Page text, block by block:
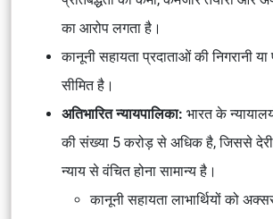
का आरोप लगता है।
कानूनी सहायता प्रदाताओं की निगरानी
सीमित है।
अतिभारित न्यायपालिका: भारत के
की संख्या 5 करोड़ से अधिक है, जिससे
न्याय से वंचित होना सामान्य है।
कानूनी सहायता लाभार्थियों को